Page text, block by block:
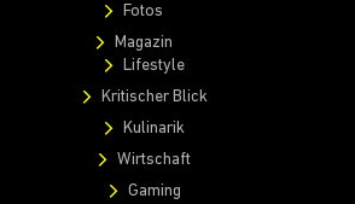
Fotos
Magazin
Lifestyle
Kritischer Blick
Kulinarik
Wirtschaft
Gaming